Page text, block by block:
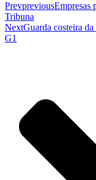
PrevpreviousEmpresas
Tribuna
NextGuarda costeira
G1